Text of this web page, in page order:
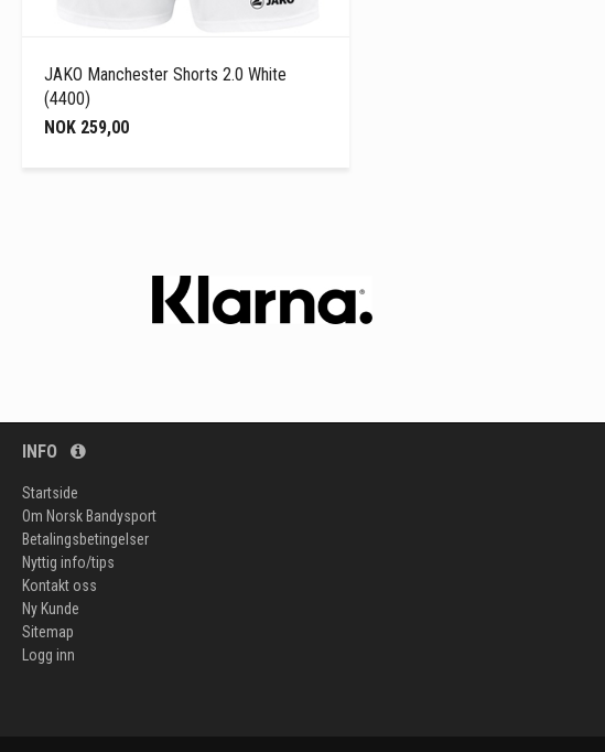
JAKO Manchester Shorts 2.0 White
(4400)
NOK 259,00
INFO
Startside
Om Norsk Bandysport
Betalingsbetingelser
Nyttig info/tips
Kontakt oss
Ny Kunde
Sitemap
Logg inn